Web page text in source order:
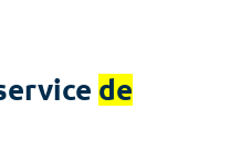
de